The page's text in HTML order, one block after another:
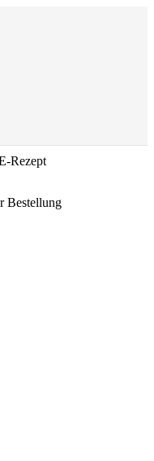
Rezept
Bestellung